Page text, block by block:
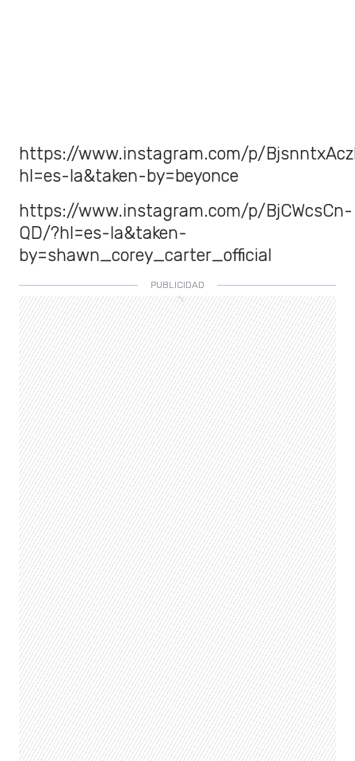
https://www.instagram.com/p/
hl=es-la&taken-by=beyonce
https://www.instagram.com/p/BjCWcsCn-
QD/?hl=es-la&taken-
by=shawn_corey_carter_official